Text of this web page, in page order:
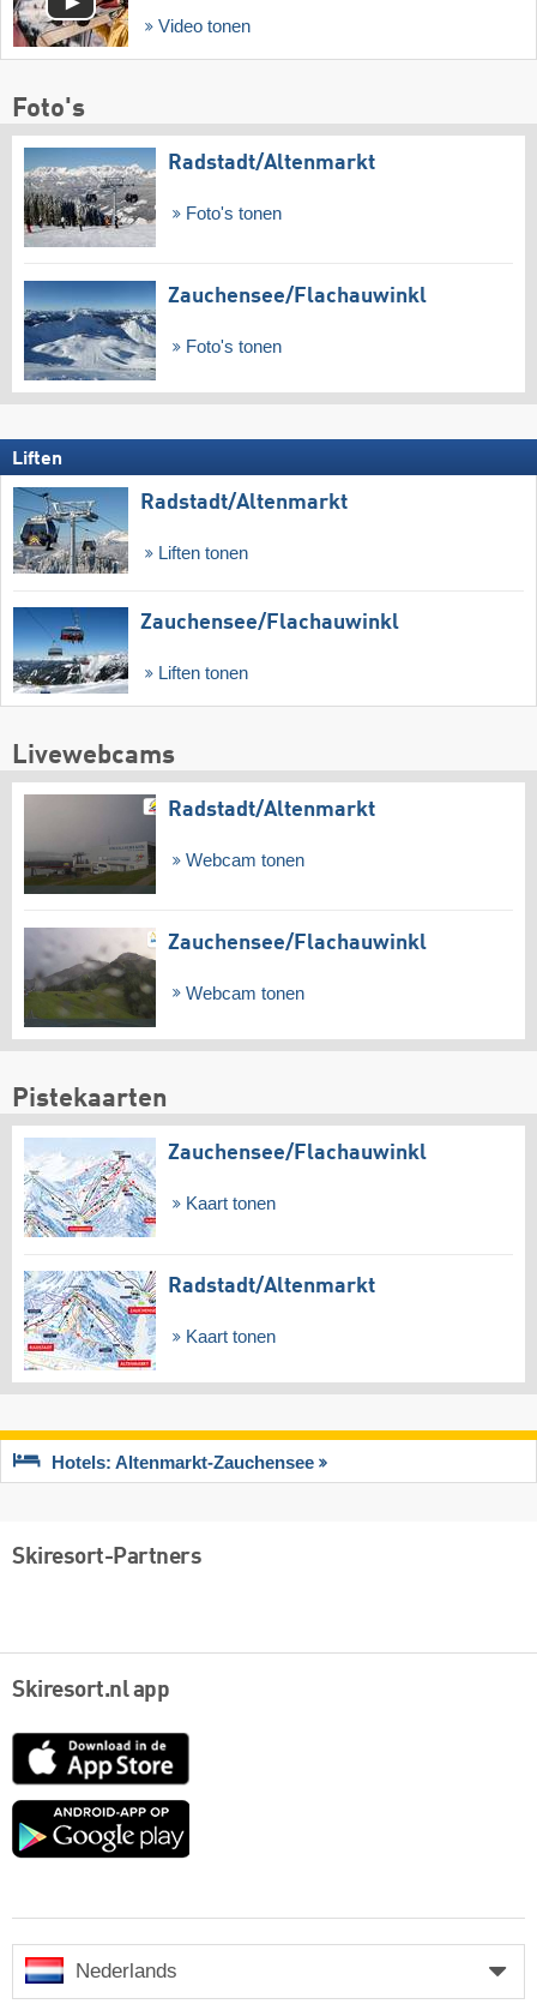
Video tonen
Foto's
Radstadt/​Altenmarkt
Foto's tonen
Zauchensee/​Flachauwinkl
Foto's tonen
Liften
Radstadt/​Altenmarkt
Liften tonen
Zauchensee/​Flachauwinkl
Liften tonen
Livewebcams
Radstadt/​Altenmarkt
Webcam tonen
Zauchensee/​Flachauwinkl
Webcam tonen
Pistekaarten
Zauchensee/​Flachauwinkl
Kaart tonen
Radstadt/​Altenmarkt
Kaart tonen
Hotels: Altenmarkt-Zauchensee
Skiresort-Partners
Skiresort.nl app
App
Google
Nederlands